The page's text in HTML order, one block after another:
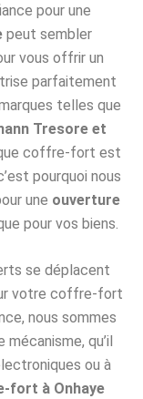
pour une
peut sembler
vous offrir un
parfaitement
telles que
Tresore et
coffre-fort est
pourquoi nous
une ouverture
pour vos biens.
se déplacent
votre coffre-fort
nous sommes
qu’il
ou à
fort à Onhaye